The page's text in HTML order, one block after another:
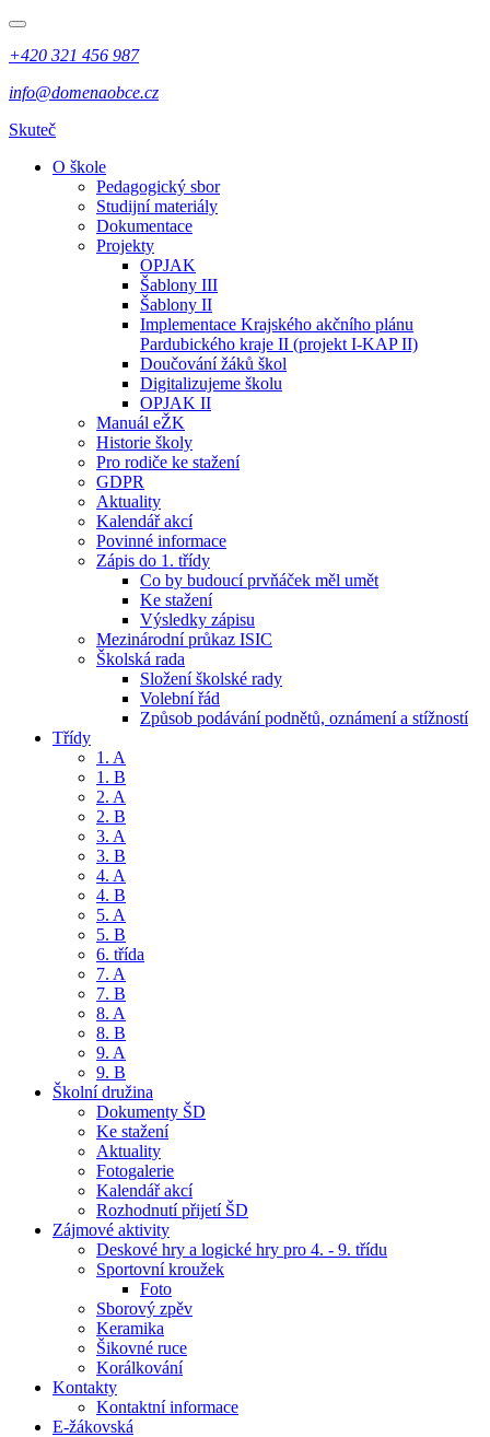
+420 321 456 987
info@domenaobce.cz
Skuteč
O škole
Pedagogický sbor
Studijní materiály
Dokumentace
Projekty
OPJAK
Šablony III
Šablony II
Implementace Krajského akčního plánu
Pardubického kraje II (projekt I-KAP II)
Doučování žáků škol
Digitalizujeme školu
OPJAK II
Manuál eŽK
Historie školy
Pro rodiče ke stažení
GDPR
Aktuality
Kalendář akcí
Povinné informace
Zápis do 1. třídy
Co by budoucí prvňáček měl umět
Ke stažení
Výsledky zápisu
Mezinárodní průkaz ISIC
Školská rada
Složení školské rady
Volební řád
Způsob podávání podnětů, oznámení a stížností
Třídy
1. A
1. B
2. A
2. B
3. A
3. B
4. A
4. B
5. A
5. B
6. třída
7. A
7. B
8. A
8. B
9. A
9. B
Školní družina
Dokumenty ŠD
Ke stažení
Aktuality
Fotogalerie
Kalendář akcí
Rozhodnutí přijetí ŠD
Zájmové aktivity
Deskové hry a logické hry pro 4. - 9. třídu
Sportovní kroužek
Foto
Sborový zpěv
Keramika
Šikovné ruce
Korálkování
Kontakty
Kontaktní informace
E-žákovská